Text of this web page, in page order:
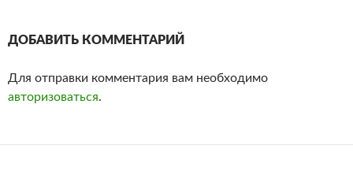
ДОБАВИТЬ КОММЕНТАРИЙ
Для отправки комментария вам необходимо
авторизоваться.